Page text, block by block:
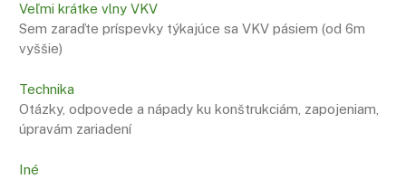
Veľmi krátke vlny VKV
Sem zaraďte príspevky týkajúce sa VKV pásiem (od 6m
vyššie)
Technika
Otázky, odpovede a nápady ku konštrukciám, zapojeniam,
úpravám zariadení
Iné